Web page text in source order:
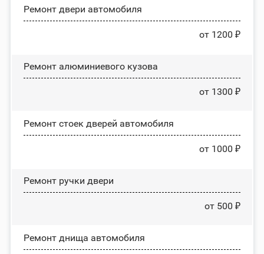
Ремонт двери автомобиля
от 1200 ₽
Ремонт алюминиевого кузова
от 1300 ₽
Ремонт стоек дверей автомобиля
от 1000 ₽
Ремонт ручки двери
от 500 ₽
Ремонт днища автомобиля